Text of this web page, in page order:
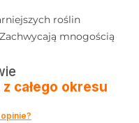
roślin
mnogością
z całego okresu